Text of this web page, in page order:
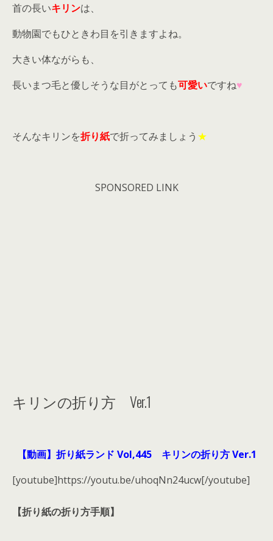
首の長いキリンは、
動物園でもひときわ目を引きますよね。
大きい体ながらも、
長いまつ毛と優しそうな目がとっても可愛いですね♥
そんなキリンを折り紙で折ってみましょう ★
SPONSORED LINK
キリンの折り方 Ver.1
【動画】折り紙ランド Vol,445 キリンの折り方 Ver.1
[youtube]https://youtu.be/uhoqNn24ucw[/youtube]
【折り紙の折り方手順】